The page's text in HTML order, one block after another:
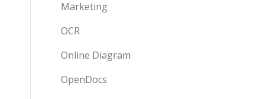
Marketing
OCR
Online Diagram
OpenDocs